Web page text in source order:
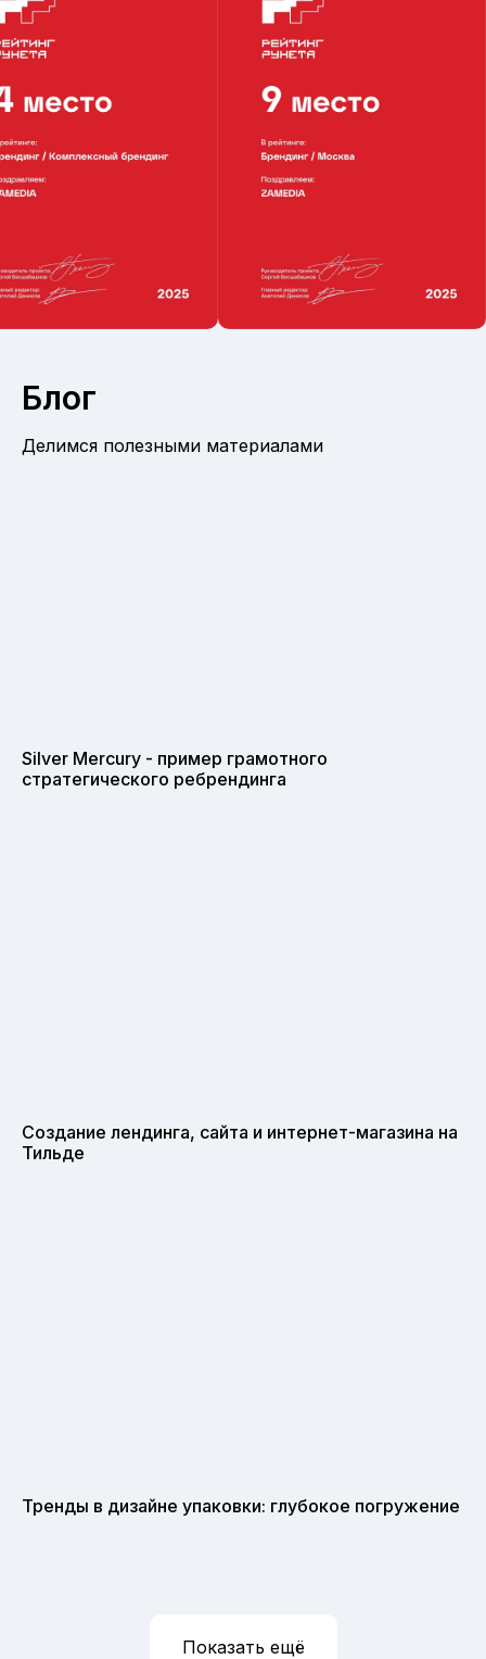
Блог
Делимся полезными материалами
Silver Mercury - пример грамотного
стратегического ребрендинга
Создание лендинга, сайта и интернет-магазина на
Тильде
Тренды в дизайне упаковки: глубокое погружение
Показать ещё